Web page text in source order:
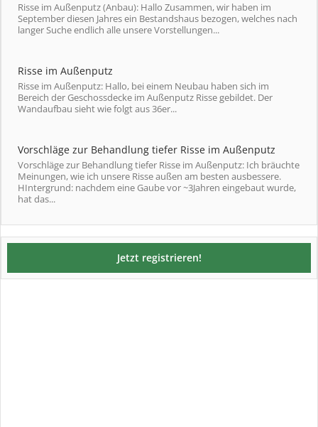
Risse im Außenputz (Anbau): Hallo Zusammen, wir haben im
September diesen Jahres ein Bestandshaus bezogen, welches nach
langer Suche endlich alle unsere Vorstellungen...
Risse im Außenputz
Risse im Außenputz: Hallo, bei einem Neubau haben sich im
Bereich der Geschossdecke im Außenputz Risse gebildet. Der
Wandaufbau sieht wie folgt aus 36er...
Vorschläge zur Behandlung tiefer Risse im Außenputz
Vorschläge zur Behandlung tiefer Risse im Außenputz: Ich bräuchte
Meinungen, wie ich unsere Risse außen am besten ausbessere.
HIntergrund: nachdem eine Gaube vor ~3Jahren eingebaut wurde,
hat das...
Jetzt registrieren!